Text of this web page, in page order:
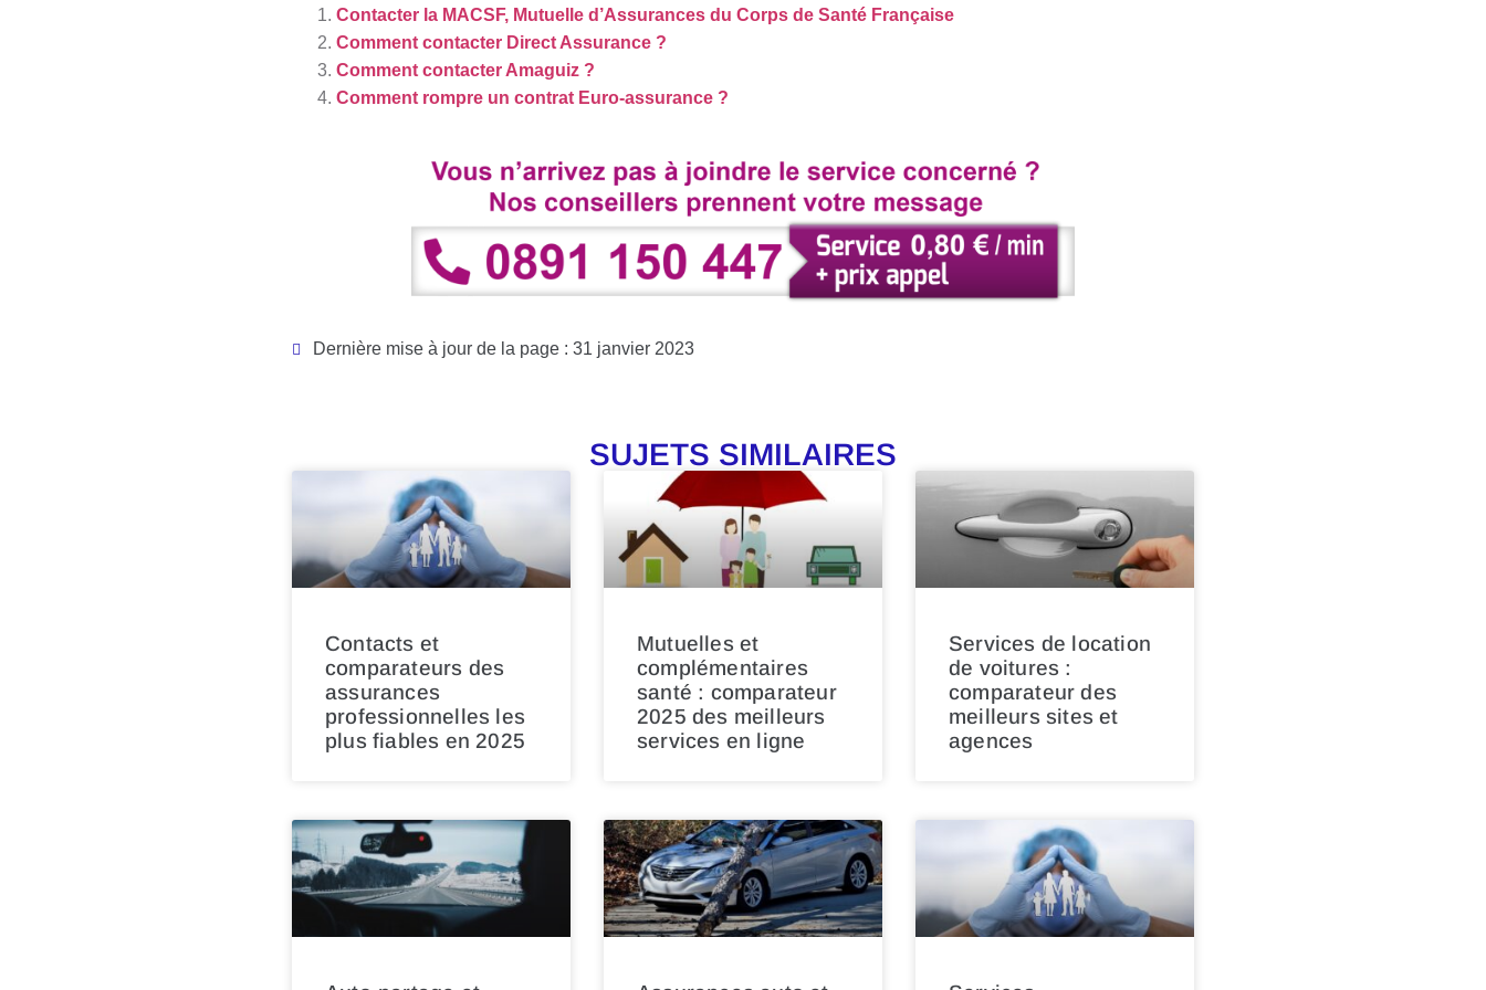
Contacter la MACSF, Mutuelle d’Assurances du Corps de Santé Française
Comment contacter Direct Assurance ?
Comment contacter Amaguiz ?
Comment rompre un contrat Euro-assurance ?
Dernière mise à jour de la page : 31 janvier 2023
SUJETS SIMILAIRES
Contacts et
comparateurs des
assurances
professionnelles les
plus fiables en 2025
Mutuelles et
complémentaires
santé : comparateur
2025 des meilleurs
services en ligne
Services de location
de voitures :
comparateur des
meilleurs sites et
agences